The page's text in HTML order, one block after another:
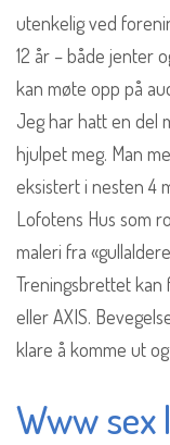
utenkelig ved
12 år – både jenter
kan møte opp på
Jeg har hatt en del
hjulpet meg. Man
eksistert i nesten 4
Lofotens Hus som
maleri fra
Treningsbrettet kan
eller AXIS.
klare å komme ut
Www